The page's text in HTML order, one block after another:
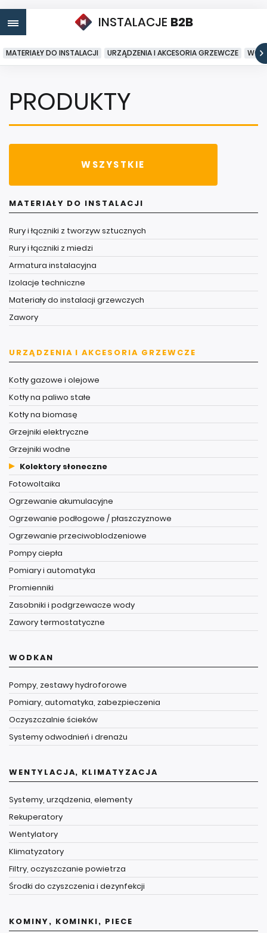
INSTALACJE B2B
MATERIAŁY DO INSTALACJI URZĄDZENIA I AKCESORIA GRZEWCZE
PRODUKTY
WSZYSTKIE
MATERIAŁY DO INSTALACJI
Rury i łączniki z tworzyw sztucznych
Rury i łączniki z miedzi
Armatura instalacyjna
Izolacje techniczne
Materiały do instalacji grzewczych
Zawory
URZĄDZENIA I AKCESORIA GRZEWCZE
Kotły gazowe i olejowe
Kotły na paliwo stałe
Kotły na biomasę
Grzejniki elektryczne
Grzejniki wodne
Kolektory słoneczne
Fotowoltaika
Ogrzewanie akumulacyjne
Ogrzewanie podłogowe / płaszczyznowe
Ogrzewanie przeciwoblodzeniowe
Pompy ciepła
Pomiary i automatyka
Promienniki
Zasobniki i podgrzewacze wody
Zawory termostatyczne
WODKAN
Pompy, zestawy hydroforowe
Pomiary, automatyka, zabezpieczenia
Oczyszczalnie ścieków
Systemy odwodnień i drenażu
WENTYLACJA, KLIMATYZACJA
Systemy, urządzenia, elementy
Rekuperatory
Wentylatory
Klimatyzatory
Filtry, oczyszczanie powietrza
Środki do czyszczenia i dezynfekcji
KOMINY, KOMINKI, PIECE